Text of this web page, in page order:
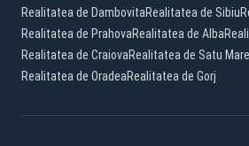
Realitatea de DambovitaRealitatea de Sibiu
Realitatea de PrahovaRealitatea de Alba
Realitatea de CraiovaRealitatea de Satu Mare
Realitatea de OradeaRealitatea de Gorj